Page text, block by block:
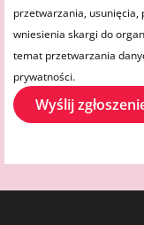
przetwarzania, usunięcia,
wniesienia skargi do
temat przetwarzania
prywatności.